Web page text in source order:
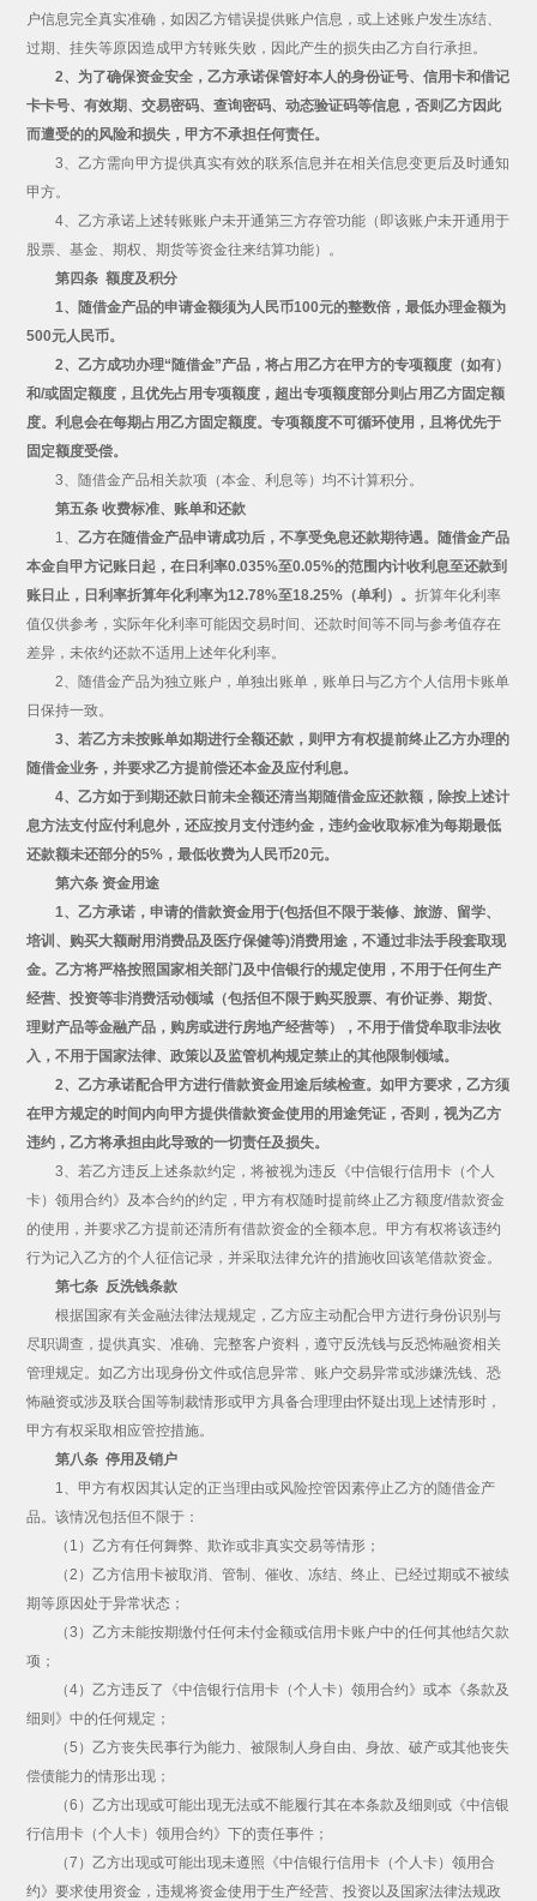
户信息完全真实准确，如因乙方错误提供账户信息，或上述账户发生冻结、
过期、挂失等原因造成甲方转账失败，因此产生的损失由乙方自行承担。
2、为了确保资金安全，乙方承诺保管好本人的身份证号、信用卡和借记
卡卡号、有效期、交易密码、查询密码、动态验证码等信息，否则乙方因此
而遭受的的风险和损失，甲方不承担任何责任。
3、乙方需向甲方提供真实有效的联系信息并在相关信息变更后及时通知
甲方。
4、乙方承诺上述转账账户未开通第三方存管功能（即该账户未开通用于
股票、基金、期权、期货等资金往来结算功能）。
第四条 额度及积分
1、随借金产品的申请金额须为人民币100元的整数倍，最低办理金额为
500元人民币。
2、乙方成功办理“随借金”产品，将占用乙方在甲方的专项额度（如有）
和/或固定额度，且优先占用专项额度，超出专项额度部分则占用乙方固定额
度。利息会在每期占用乙方固定额度。专项额度不可循环使用，且将优先于
固定额度受偿。
3、随借金产品相关款项（本金、利息等）均不计算积分。
第五条 收费标准、账单和还款
1、乙方在随借金产品申请成功后，不享受免息还款期待遇。随借金产品
本金自甲方记账日起，在日利率0.035%至0.05%的范围内计收利息至还款到
账日止，日利率折算年化利率为12.78%至18.25%（单利）。折算年化利率
值仅供参考，实际年化利率可能因交易时间、还款时间等不同与参考值存在
差异，未依约还款不适用上述年化利率。
2、随借金产品为独立账户，单独出账单，账单日与乙方个人信用卡账单
日保持一致。
3、若乙方未按账单如期进行全额还款，则甲方有权提前终止乙方办理的
随借金业务，并要求乙方提前偿还本金及应付利息。
4、乙方如于到期还款日前未全额还清当期随借金应还款额，除按上述计
息方法支付应付利息外，还应按月支付违约金，违约金收取标准为每期最低
还款额未还部分的5%，最低收费为人民币20元。
第六条 资金用途
1、乙方承诺，申请的借款资金用于(包括但不限于装修、旅游、留学、
培训、购买大额耐用消费品及医疗保健等)消费用途，不通过非法手段套取现
金。乙方将严格按照国家相关部门及中信银行的规定使用，不用于任何生产
经营、投资等非消费活动领域（包括但不限于购买股票、有价证券、期货、
理财产品等金融产品，购房或进行房地产经营等），不用于借贷牟取非法收
入，不用于国家法律、政策以及监管机构规定禁止的其他限制领域。
2、乙方承诺配合甲方进行借款资金用途后续检查。如甲方要求，乙方须
在甲方规定的时间内向甲方提供借款资金使用的用途凭证，否则，视为乙方
违约，乙方将承担由此导致的一切责任及损失。
3、若乙方违反上述条款约定，将被视为违反《中信银行信用卡（个人
卡）领用合约》及本合约的约定，甲方有权随时提前终止乙方额度/借款资金
的使用，并要求乙方提前还清所有借款资金的全额本息。甲方有权将该违约
行为记入乙方的个人征信记录，并采取法律允许的措施收回该笔借款资金。
第七条 反洗钱条款
根据国家有关金融法律法规规定，乙方应主动配合甲方进行身份识别与
尽职调查，提供真实、准确、完整客户资料，遵守反洗钱与反恐怖融资相关
管理规定。如乙方出现身份文件或信息异常、账户交易异常或涉嫌洗钱、恐
怖融资或涉及联合国等制裁情形或甲方具备合理理由怀疑出现上述情形时，
甲方有权采取相应管控措施。
第八条 停用及销户
1、甲方有权因其认定的正当理由或风险控管因素停止乙方的随借金产
品。该情况包括但不限于：
（1）乙方有任何舞弊、欺诈或非真实交易等情形；
（2）乙方信用卡被取消、管制、催收、冻结、终止、已经过期或不被续
期等原因处于异常状态；
（3）乙方未能按期缴付任何未付金额或信用卡账户中的任何其他结欠款
项；
（4）乙方违反了《中信银行信用卡（个人卡）领用合约》或本《条款及
细则》中的任何规定；
（5）乙方丧失民事行为能力、被限制人身自由、身故、破产或其他丧失
偿债能力的情形出现；
（6）乙方出现或可能出现无法或不能履行其在本条款及细则或《中信银
行信用卡（个人卡）领用合约》下的责任事件；
（7）乙方出现或可能出现未遵照《中信银行信用卡（个人卡）领用合
约》要求使用资金，违规将资金使用于生产经营、投资以及国家法律法规政